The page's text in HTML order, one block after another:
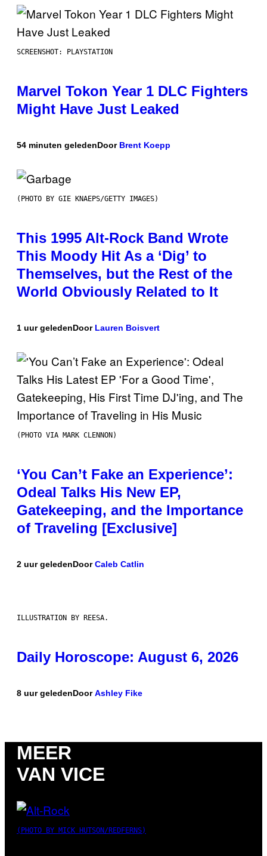
SCREENSHOT: PLAYSTATION
Marvel Tokon Year 1 DLC Fighters
Might Have Just Leaked
54 minuten geledenDoor Brent Koepp
(PHOTO BY GIE KNAEPS/GETTY IMAGES)
This 1995 Alt-Rock Band Wrote
This Moody Hit As a ‘Dig’ to
Themselves, but the Rest of the
World Obviously Related to It
1 uur geledenDoor Lauren Boisvert
(PHOTO VIA MARK CLENNON)
‘You Can’t Fake an Experience’:
Odeal Talks His New EP,
Gatekeeping, and the Importance
of Traveling [Exclusive]
2 uur geledenDoorCaleb Catlin
ILLUSTRATION BY REESA.
Daily Horoscope: August 6, 2026
8 uur geledenDoorAshley Fike
MEER
VAN VICE
(PHOTO BY MICK HUTSON/REDFERNS)